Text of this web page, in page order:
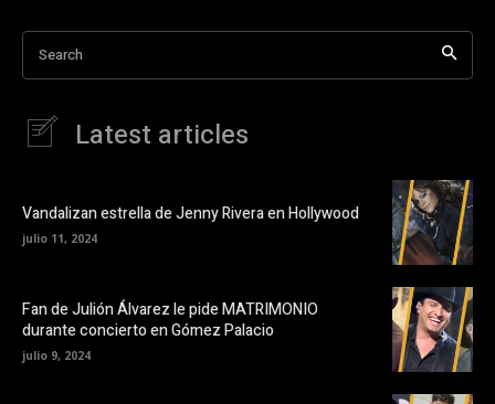
Search
Latest articles
Vandalizan estrella de Jenny Rivera en Hollywood
julio 11, 2024
Fan de Julión Álvarez le pide MATRIMONIO
durante concierto en Gómez Palacio
julio 9, 2024